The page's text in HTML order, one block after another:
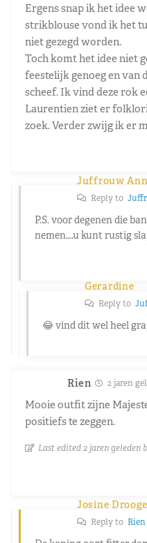
Ergens snap ik het idee
strikblouse vond ik het
niet gezegd worden.
Toch komt het idee niet
feestelijk genoeg en van
scheef. Ik vind deze rok
Laurentien ziet er
zoek. Verder zwijg ik er
Juffrouw
Reply to
P.S. voor degenen die
nemen….u kunt rustig
Gerardine
Reply to
😂 vind dit wel heel
Rien 2 jaren
Mooie outfit zijne
positiefs te zeggen.
Last edited 2 jaren geleden
Josine
Reply to Rien